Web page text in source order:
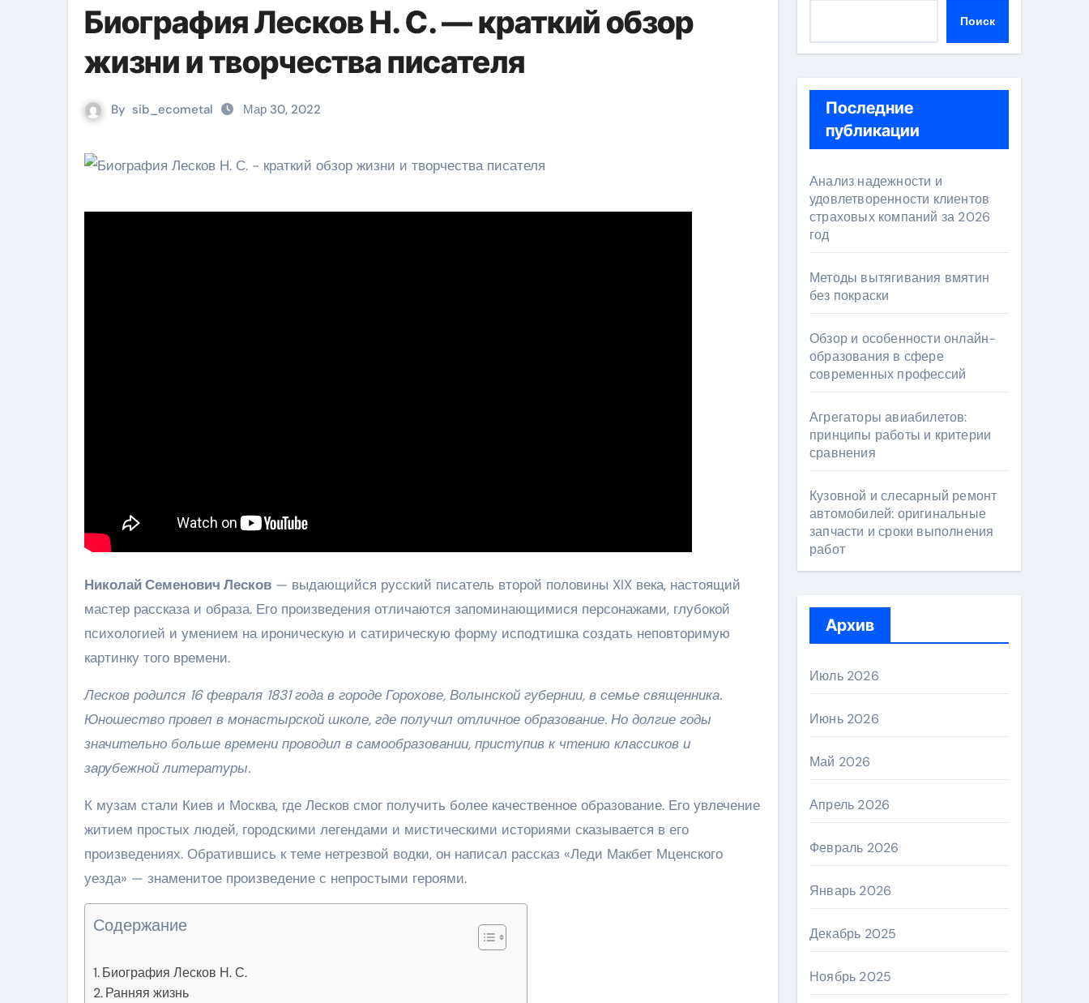
Биография Лесков Н. С. — краткий обзор
жизни и творчества писателя
By sib_ecometal Мар 30, 2022
Николай Семенович Лесков — выдающийся русский писатель второй половины XIX века, настоящий
мастер рассказа и образа. Его произведения отличаются запоминающимися персонажами, глубокой
психологией и умением на ироническую и сатирическую форму исподтишка создать неповторимую
картинку того времени.
Лесков родился 16 февраля 1831 года в городе Горохове, Волынской губернии, в семье священника.
Юношество провел в монастырской школе, где получил отличное образование. Но долгие годы
значительно больше времени проводил в самообразовании, приступив к чтению классиков и
зарубежной литературы.
К музам стали Киев и Москва, где Лесков смог получить более качественное образование. Его увлечение
житием простых людей, городскими легендами и мистическими историями сказывается в его
произведениях. Обратившись к теме нетрезвой водки, он написал рассказ «Леди Макбет Мценского
уезда» — знаменитое произведение с непростыми героями.
Содержание
Биография Лесков Н. С.
Ранняя жизнь
Поиск
Последние
публикации
Анализ надежности и
удовлетворенности клиентов
страховых компаний за 2026
год
Методы вытягивания вмятин
без покраски
Обзор и особенности онлайн-
образования в сфере
современных профессий
Агрегаторы авиабилетов:
принципы работы и критерии
сравнения
Кузовной и слесарный ремонт
автомобилей: оригинальные
запчасти и сроки выполнения
работ
Архив
Июль 2026
Июнь 2026
Май 2026
Апрель 2026
Февраль 2026
Январь 2026
Декабрь 2025
Ноябрь 2025